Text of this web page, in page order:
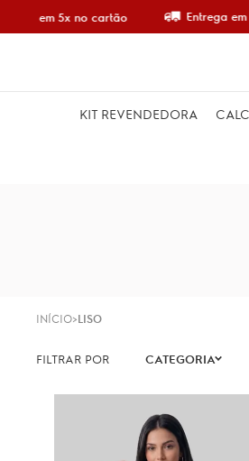
em 5x no cartão Entrega em
KIT REVENDEDORA
INÍCIO LISO
CATEGORIA